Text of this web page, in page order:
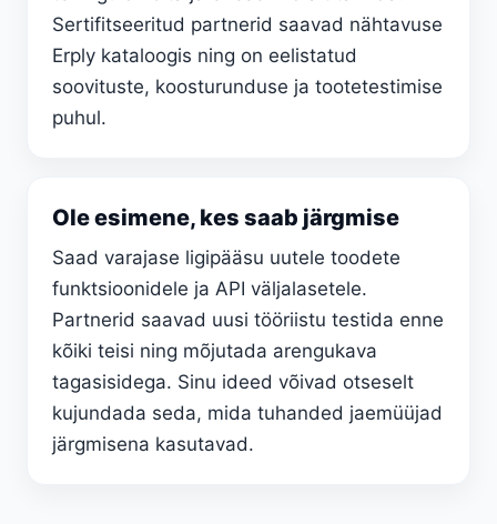
Sertifitseeritud partnerid saavad nähtavuse
Erply kataloogis ning on eelistatud
soovituste, koosturunduse ja tootetestimise
puhul.
Ole esimene, kes saab järgmise
Saad varajase ligipääsu uutele toodete
funktsioonidele ja API väljalasetele.
Partnerid saavad uusi tööriistu testida enne
kõiki teisi ning mõjutada arengukava
tagasisidega. Sinu ideed võivad otseselt
kujundada seda, mida tuhanded jaemüüjad
järgmisena kasutavad.